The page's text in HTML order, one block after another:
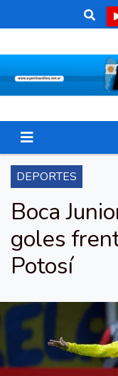
DEPORTES
Boca
goles
Potosí